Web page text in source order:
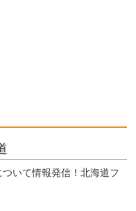
いて情報発信！北海道フ